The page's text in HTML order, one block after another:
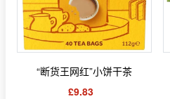
“断货王网红”小饼干茶
£9.83